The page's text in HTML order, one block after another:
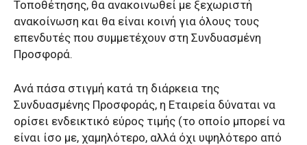
Τοποθέτησης, θα ανακοινωθεί με ξεχωριστή
ανακοίνωση και θα είναι κοινή για όλους τους
επενδυτές που συμμετέχουν στη Συνδυασμένη
Προσφορά.
Ανά πάσα στιγμή κατά τη διάρκεια της
Συνδυασμένης Προσφοράς, η Εταιρεία δύναται να
ορίσει ενδεικτικό εύρος τιμής (το οποίο μπορεί να
είναι ίσο με, χαμηλότερο, αλλά όχι υψηλότερο από